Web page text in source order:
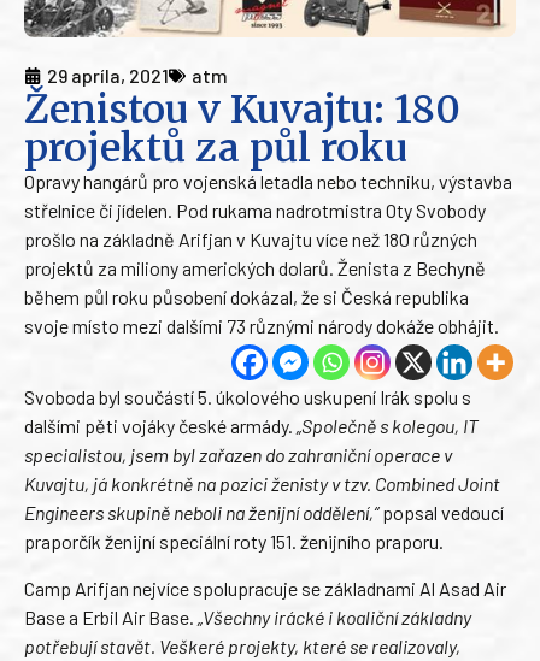
29 apríla, 2021 atm
Ženistou v Kuvajtu: 180
projektů za půl roku
Opravy hangárů pro vojenská letadla nebo techniku, výstavba
střelnice či jídelen. Pod rukama nadrotmistra Oty Svobody
prošlo na základně Arifjan v Kuvajtu více než 180 různých
projektů za miliony amerických dolarů. Ženista z Bechyně
během půl roku působení dokázal, že si Česká republika
svoje místo mezi dalšími 73 různými národy dokáže obhájit.
Svoboda byl součástí 5. úkolového uskupení Irák spolu s
dalšími pěti vojáky české armády. „Společně s kolegou, IT
specialistou, jsem byl zařazen do zahraniční operace v
Kuvajtu, já konkrétně na pozici ženisty v tzv. Combined Joint
Engineers skupině neboli na ženijní oddělení,“popsal vedoucí
praporčík ženijní speciální roty 151. ženijního praporu.
Camp Arifjan nejvíce spolupracuje se základnami Al Asad Air
Base a Erbil Air Base.
„Všechny irácké i koaliční základny
potřebují stavět. Veškeré projekty, které se realizovaly,